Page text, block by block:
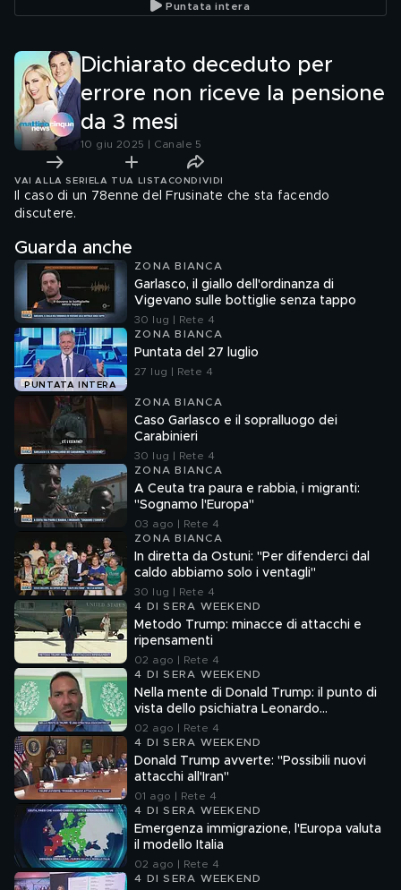
Puntata intera
Dichiarato deceduto per
errore non riceve la pensione
da 3 mesi
10 giu 2025 | Canale 5
VAI ALLA SERIE LA TUA LISTA CONDIVIDI
Il caso di un 78enne del Frusinate che sta facendo
discutere.
Guarda anche
ZONA BIANCA
Garlasco, il giallo dell'ordinanza di
Vigevano sulle bottiglie senza tappo
30 lug | Rete 4
PUNTATA INTERA
ZONA BIANCA
Puntata del 27 luglio
27 lug | Rete 4
ZONA BIANCA
Caso Garlasco e il sopralluogo dei
Carabinieri
30 lug | Rete 4
ZONA BIANCA
A Ceuta tra paura e rabbia, i migranti:
"Sognamo l'Europa"
03 ago | Rete 4
ZONA BIANCA
In diretta da Ostuni: "Per difenderci dal
caldo abbiamo solo i ventagli"
30 lug | Rete 4
4 DI SERA WEEKEND
Metodo Trump: minacce di attacchi e
ripensamenti
02 ago | Rete 4
4 DI SERA WEEKEND
Nella mente di Donald Trump: il punto di
vista dello psichiatra Leonardo
Mendolicchio
02 ago | Rete 4
4 DI SERA WEEKEND
Donald Trump avverte: "Possibili nuovi
attacchi all'Iran"
01 ago | Rete 4
4 DI SERA WEEKEND
Emergenza immigrazione, l'Europa valuta
il modello Italia
02 ago | Rete 4
4 DI SERA WEEKEND